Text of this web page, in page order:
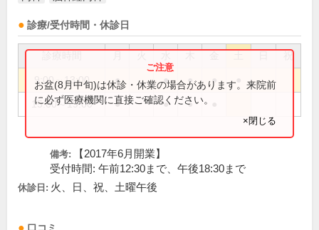
診療/受付時間・休診日
祝
9:00～13:00 ● ● ● ●
15:00～19:00 ● ● ●
お盆(8月中旬)は休診・休業の場合があります。来院前
に必ず医療機関に直接ご確認ください。
×閉じる
備考:
【2017年6月開業】
受付時間: 午前12:30まで、午後18:30まで
休診日: 火、日、祝、土曜午後